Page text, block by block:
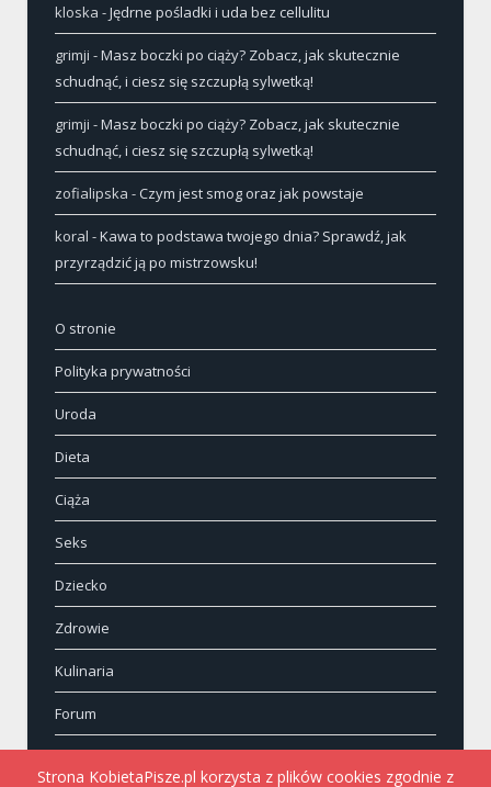
Strona KobietaPisze.pl korzysta z plików cookies zgodnie z
kloska -Jędrne pośladki i uda bez cellulitu
grimji -Masz boczki po ciąży? Zobacz, jak skutecznie
schudnąć, i ciesz się szczupłą sylwetką!
grimji -Masz boczki po ciąży? Zobacz, jak skutecznie
schudnąć, i ciesz się szczupłą sylwetką!
zofialipska -Czym jest smog oraz jak powstaje
koral -Kawa to podstawa twojego dnia? Sprawdź, jak
przyrządzić ją po mistrzowsku!
O stronie
Polityka prywatności
Uroda
Dieta
Ciąża
Seks
Dziecko
Zdrowie
Kulinaria
Forum
Kontakt